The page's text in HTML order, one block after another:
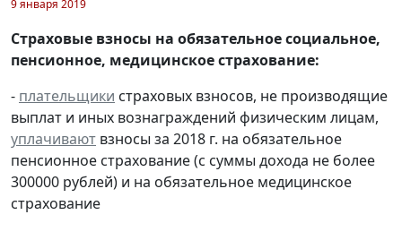
9 января 2019
Страховые взносы на обязательное социальное,
пенсионное, медицинское страхование:
- плательщики страховых взносов, не производящие
выплат и иных вознаграждений физическим лицам,
уплачивают взносы за 2018 г. на обязательное
пенсионное страхование (с суммы дохода не более
300000 рублей) и на обязательное медицинское
страхование